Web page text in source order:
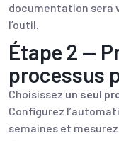
documentation sera
l’outil.
Étape 2 —
processus
Choisissez un seul
Configurez
semaines et